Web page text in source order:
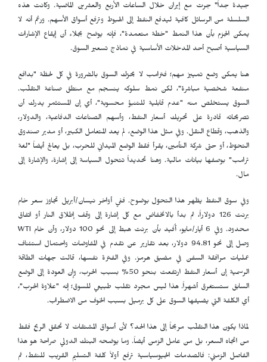
جيدة جداً" جرت مع إيران خلال الساعات الأربع والعشرين الماضية. وكانت هذه
السلسلة من الرسائل كافية ليدفع النفط إلى الهبوط وترفع أسواق الأسهم. ورغم أنه لا
يمكن الجزم بأن هذا النمط "خطة متعمدة"، فإنه يوضح بجلاء أن إيقاع الإشارات
السياسية أصبح أحد المدخلات الأساسية في نماذج تسعير السوق.
هنا يمكن وضع تمييز مهم؛ فترامب لا يحرّك السوق بالضرورة في كل لحظة "بدافع
منفعة شخصية مباشرة"، لكن نمط سلوكه ينسجم مع منطق صناعة التقلّب.
السوق يستخلص منه "عدم قابلية للتنبؤ محسوبة"، أي إن المستثمر يدرك أن
تصريحاته قادرة على تحريك أسعار النفط، وأسهم الصناعات الدفاعية، والدولار،
والذهب، وقطاع النقل. وفي مثل هذا الوضع، لم يعد المتعامل الكبير، أو مدير صندوق
التحوّط، أو حتى شركة التأمين، يقرأ فقط الوضع الميداني للحرب، بل يعالج أيضاً "لغة
ترامب" بوصفها بيانات مالية. وهنا تحديداً تتحول السياسة إلى إشارة، والإشارة إلى
مال.
وفي سوق النفط يظهر هذا التحوّل بوضوح. ففي أواخر نيسان/أبريل تجاوز سعر خام
برنت 126 دولاراً، ثم بدأ بالانخفاض مع كل إشارة إلى وقف إطلاق النار أو اتفاق
محدود. وفي 6 أيار/مايو، أُفيد بأن برنت هبط إلى نحو 100 دولار، وأن خام
WTI
وصل إلى نحو 94.81 دولار، بعد تقارير عن تقدم في المفاوضات واحتمال استئناف
عمليات مرافقة السفن في مضيق هرمز. وفي الفترة نفسها، قالت جهات الطاقة
الرسمية إن أسعار النفط ارتفعت بنحو 50% بسبب الحرب، وإن العودة إلى الوضع
السابق ستستغرق أشهراً. هذا ليس مجرد تقلب طبيعي للسوق؛ إنه "علاوة الحرب"،
أي الكلفة التي يضيفها السوق على كل برميل بسبب الخوف من الاضطراب.
لماذا يكون هذا التقلّب مربحاً إلى هذا الحد؟ لأن أسواق المشتقات لا تحقق الربح فقط
من اتجاه السعر، بل من عامل الزمن أيضاً. وما يوضحه البنك الدولي صراحة هو هذا
الفاصل الزمني: فالصدمات الجيوسياسية ترفع أولاً كلفة التسليم القريب للنفط، ثم